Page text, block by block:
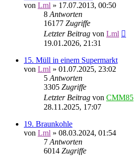
von Lml » 17.07.2013, 00:50
8 Antworten
16177 Zugriffe
Letzter Beitrag von Lml
19.01.2026, 21:31
15. Müll in einem Supermarkt
von Lml » 01.07.2025, 23:02
5 Antworten
3305 Zugriffe
Letzter Beitrag von CMM85
28.11.2025, 17:07
19. Braunkohle
von Lml » 08.03.2024, 01:54
7 Antworten
6014 Zugriffe